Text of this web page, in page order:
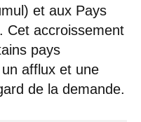
et aux Pays
Cet accroissement
pays
afflux et une
de la demande.